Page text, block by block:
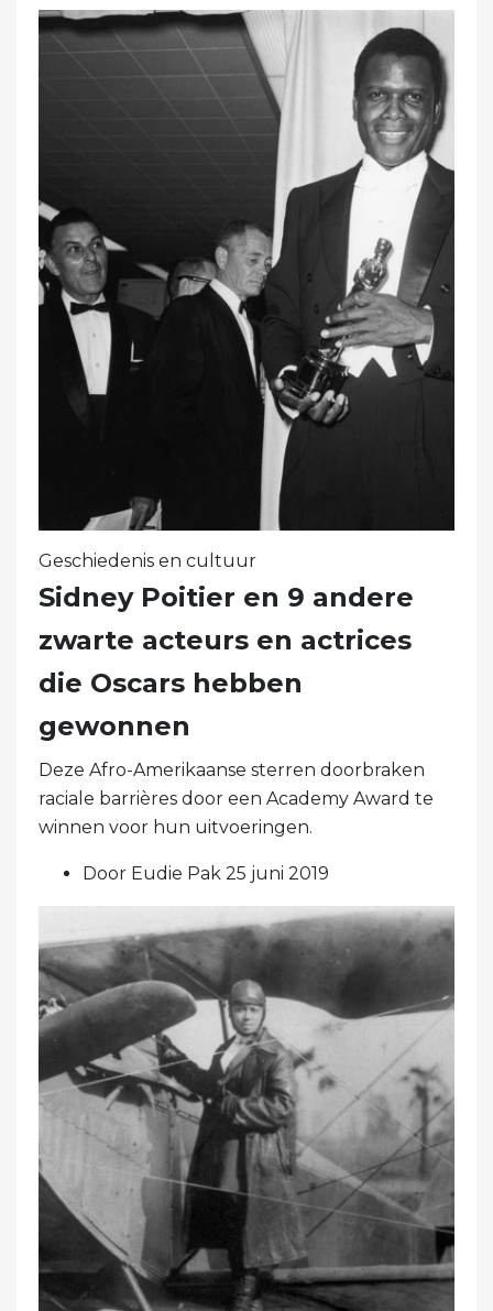
Geschiedenis en cultuur
Sidney Poitier en 9 andere
zwarte acteurs en actrices
die Oscars hebben
gewonnen
Deze Afro-Amerikaanse sterren doorbraken
raciale barrières door een Academy Award te
winnen voor hun uitvoeringen.
Door Eudie Pak 25 juni 2019